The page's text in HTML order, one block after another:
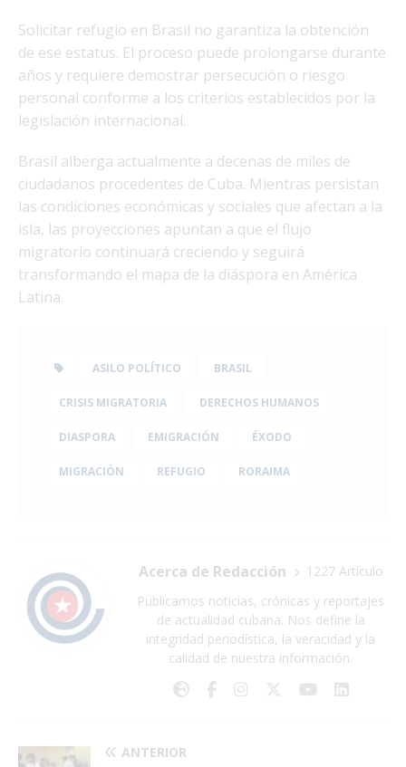
Solicitar refugio en Brasil no garantiza la obtención
de ese estatus. El proceso puede prolongarse durante
años y requiere demostrar persecución o riesgo
personal conforme a los criterios establecidos por la
legislación internacional.
Brasil alberga actualmente a decenas de miles de
ciudadanos procedentes de Cuba. Mientras persistan
las condiciones económicas y sociales que afectan a la
isla, las proyecciones apuntan a que el flujo
migratorio continuará creciendo y seguirá
transformando el mapa de la diáspora en América
Latina.
ASILO POLÍTICO BRASIL
CRISIS MIGRATORIA DERECHOS HUMANOS
DIASPORA EMIGRACIÓN ÉXODO
MIGRACIÓN REFUGIO RORAIMA
Acerca de Redacción
1227 Artículo
Publicamos noticias, crónicas y reportajes
de actualidad cubana. Nos define la
integridad periodística, la veracidad y la
calidad de nuestra información.
ANTERIOR